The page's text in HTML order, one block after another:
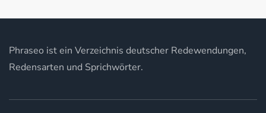
Phraseo ist ein Verzeichnis deutscher Redewendungen,
Redensarten und Sprichwörter.